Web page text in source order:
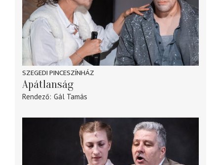
SZEGEDI PINCESZÍNHÁZ
Apátlanság
Rendező Gál Tamás